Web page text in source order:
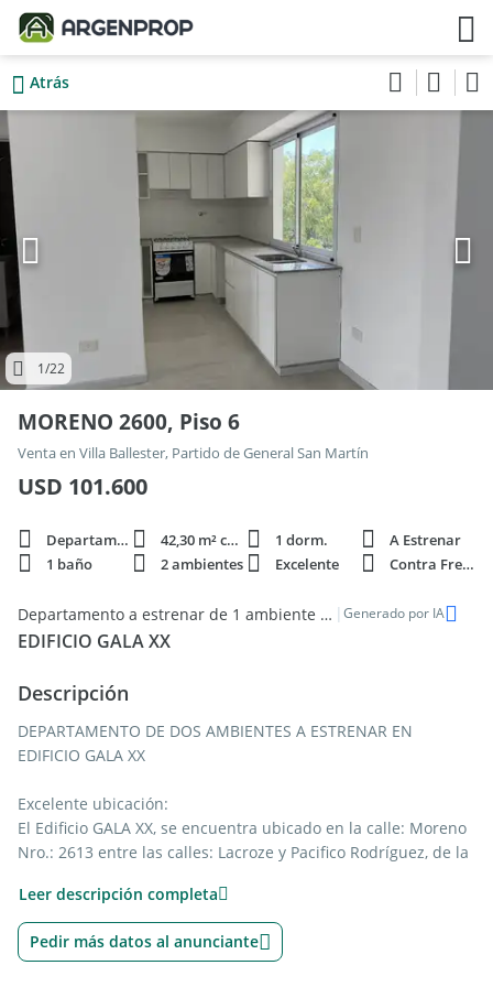
Atrás
1/22
MORENO 2600, Piso 6
Venta en Villa Ballester, Partido de General San Martín
USD 101.600
Departamento 42,30 m² cubie. 1 dorm.
A Estrenar
1 baño
2 ambientes Excelente Contra Frente
Departamento a estrenar de 1 ambiente en venta - Villa Ballester | Generado por IA
EDIFICIO GALA XX
Descripción
DEPARTAMENTO DE DOS AMBIENTES A ESTRENAR EN
EDIFICIO GALA XX
Excelente ubicación:
El Edificio GALA XX, se encuentra ubicado en la calle: Moreno
Nro.: 2613 entre las calles: Lacroze y Pacifico Rodríguez, de la
Provincia de: Buenos Aires.
Cercanía y accesibilidad:
Leer descripción completa
Pedir más datos al anunciante